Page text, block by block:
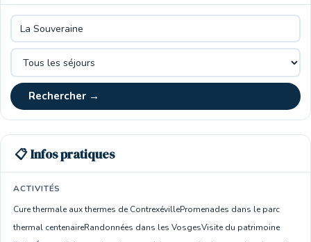
Rechercher →
📋 Infos pratiques
ACTIVITÉS
Cure thermale aux thermes de ContrexévillePromenades dans le parc
thermal centenaireRandonnées dans les VosgesVisite du patrimoine